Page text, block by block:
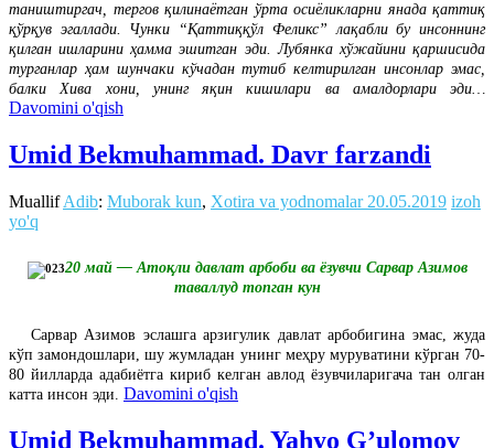
таништиргач, тергов қилинаётган ўрта осиёликларни янада қаттиқ
қўрқув эгаллади. Чунки “Қаттиққўл Феликс” лақабли бу инсоннинг
қилган ишларини ҳамма эшитган эди. Лубянка хўжайини қаршисида
турганлар ҳам шунчаки кўчадан тутиб келтирилган инсонлар эмас,
балки Хива хони, унинг яқин кишилари ва амалдорлари эди…
Davomini o'qish
Umid Bekmuhammad. Davr farzandi
MuallifAdib: Muborak kun, Xotira va yodnomalar 20.05.2019 izoh
yo'q
20 май — Атоқли давлат арбоби ва ёзувчи Сарвар Азимов
таваллуд топган кун
Сарвар Азимов эслашга арзигулик давлат арбобигина эмас, жуда
кўп замондошлари, шу жумладан унинг меҳру муруватини кўрган 70-
80 йилларда адабиётга кириб келган авлод ёзувчиларигача тан олган
катта инсон эди. Davomini o'qish
Umid Bekmuhammad. Yahyo G’ulomov